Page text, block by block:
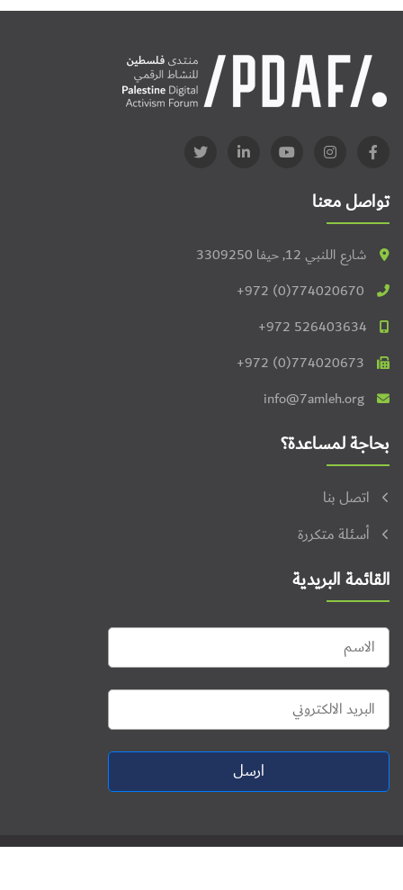
تواصل معنا
شارع اللنبي 12, حيفا 3309250
+972 (0)774020670
+972 526403634
+972 (0)774020673
info@7amleh.org
بحاجة لمساعدة؟
اتصل بنا
أسئلة متكررة
القائمة البريدية
ارسل